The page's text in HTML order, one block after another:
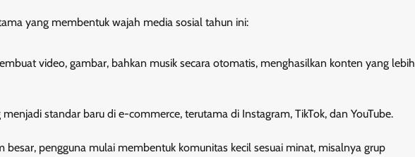
yang membentuk wajah media sosial tahun ini:
video, gambar, bahkan musik secara otomatis, menghasilkan konten yang lebih
standar baru di e-commerce, terutama di Instagram, TikTok, dan YouTube.
pengguna mulai membentuk komunitas kecil sesuai minat, misalnya grup